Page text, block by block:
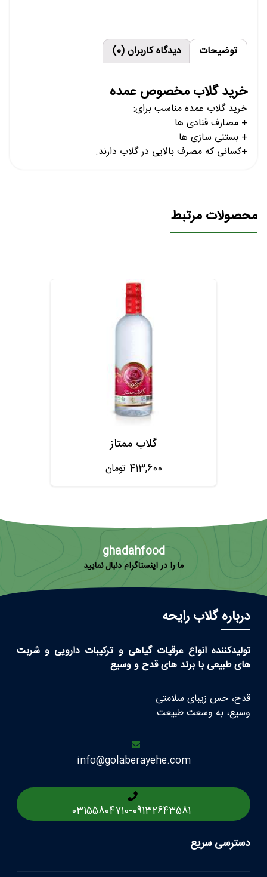
توضیحات دیدگاه کاربران (0)
خرید گلاب مخصوص عمده
خرید گلاب عمده مناسب برای:
+ مصارف قنادی ها
+ بستنی سازی ها
+کسانی که مصرف بالایی در گلاب دارند.
محصولات مرتبط
گلاب ممتاز
413,600 تومان
ghadahfood
ما را در اینستاگرام دنبال نمایید
درباره گلاب رایحه
تولیدکننده انواع عرقیات گیاهی و ترکیبات دارویی و شربت
های طبیعی با برند های قدح و وسیع
قدح، حس زیبای سلامتی
وسیع، به وسعت طبیعت
info@golaberayehe.com
03155804710-09132643581
دسترسی سریع